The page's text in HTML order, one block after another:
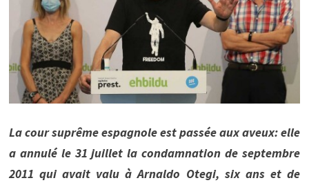
La cour suprême espagnole est passée aux aveux: elle
a annulé le 31 juillet la condamnation de septembre
2011 qui avait valu à Arnaldo Otegi, six ans et de